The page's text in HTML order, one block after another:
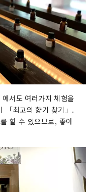
서도 여러가지 체험을
「최고의 향기 찾기」.
할 수 있으므로, 좋아